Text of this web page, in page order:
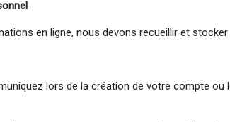
en ligne, nous devons recueillir et
lors de la création de votre compte